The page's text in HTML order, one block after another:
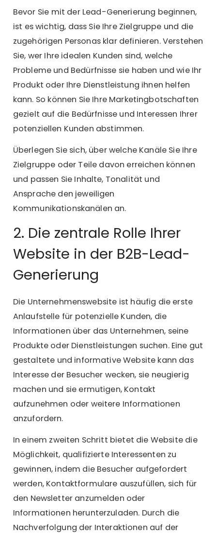
Bevor Sie mit der Lead-Generierung beginnen,
ist es wichtig, dass Sie Ihre Zielgruppe und die
zugehörigen Personas klar definieren. Verstehen
Sie, wer Ihre idealen Kunden sind, welche
Probleme und Bedürfnisse sie haben und wie Ihr
Produkt oder Ihre Dienstleistung ihnen helfen
kann. So können Sie Ihre Marketingbotschaften
gezielt auf die Bedürfnisse und Interessen Ihrer
potenziellen Kunden abstimmen.
Überlegen Sie sich, über welche Kanäle Sie Ihre
Zielgruppe oder Teile davon erreichen können
und passen Sie Inhalte, Tonalität und
Ansprache den jeweiligen
Kommunikationskanälen an.
2. Die zentrale Rolle Ihrer
Website in der B2B-Lead-
Generierung
Die Unternehmenswebsite ist häufig die erste
Anlaufstelle für potenzielle Kunden, die
Informationen über das Unternehmen, seine
Produkte oder Dienstleistungen suchen. Eine gut
gestaltete und informative Website kann das
Interesse der Besucher wecken, sie neugierig
machen und sie ermutigen, Kontakt
aufzunehmen oder weitere Informationen
anzufordern.
In einem zweiten Schritt bietet die Website die
Möglichkeit, qualifizierte Interessenten zu
gewinnen, indem die Besucher aufgefordert
werden, Kontaktformulare auszufüllen, sich für
den Newsletter anzumelden oder
Informationen herunterzuladen. Durch die
Nachverfolgung der Interaktionen auf der